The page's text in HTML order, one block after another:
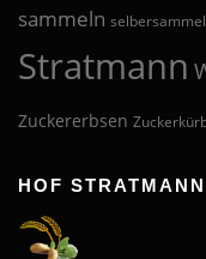
sammeln
Stratmann
Zuckererbsen
HOF STRATMANN